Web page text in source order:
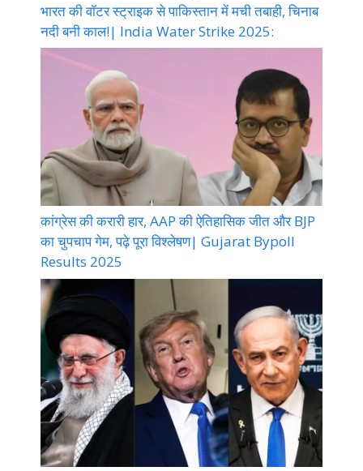
भारत की वॉटर स्ट्राइक से पाकिस्तान में मची तबाही, चिनाब
नदी बनी काल!| India Water Strike 2025:
कांग्रेस की करारी हार, AAP की ऐतिहासिक जीत और BJP
का चुपचाप गेम, पढ़े पूरा विश्लेषण| Gujarat Bypoll
Results 2025